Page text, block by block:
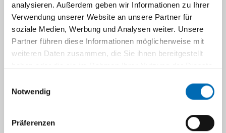
analysieren. Außerdem geben wir Informationen zu Ihrer
Verwendung unserer Website an unsere Partner für
soziale Medien, Werbung und Analysen weiter. Unsere
Partner führen diese Informationen möglicherweise mit
weiteren Daten zusammen, die Sie ihnen bereitgestellt
Notwendig
Präferenzen
Wenn die Gewalt bei der Polizei
angezeigt wird
Körperliche und sexuelle Gewalt sind verboten.
Menschen können zur Polizei gehen.
Zum Beispiel Menschen aus der Familie.
Nachbarn. Lehrer.